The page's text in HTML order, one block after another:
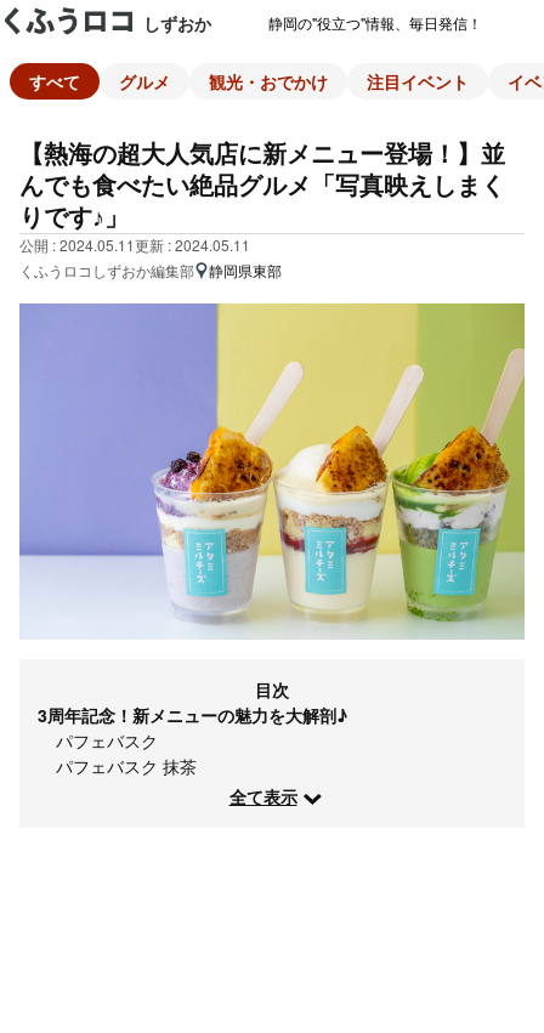
しずおか 静岡の"役立つ"情報、毎日発信！
すべて グルメ 観光・おでかけ 注目イベント イ
【熱海の超大人気店に新メニュー登場！】並
んでも食べたい絶品グルメ「写真映えしまく
りです♪」
公開 : 2024.05.11更新 : 2024.05.11
くふうロコしずおか編集部
静岡県東部
目次
3周年記念！新メニューの魅力を大解剖♪
パフェバスク
パフェバスク 抹茶
全て表示